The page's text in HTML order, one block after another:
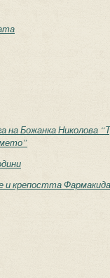
на Божанка Николова
крепостта